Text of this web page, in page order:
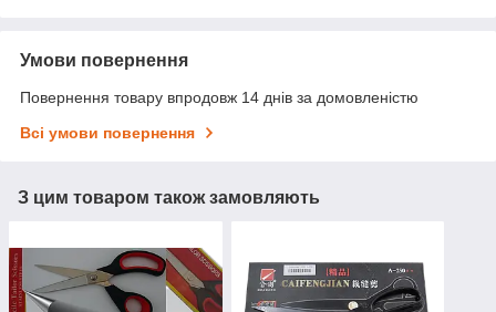
Умови повернення
Повернення товару впродовж 14 днів за домовленістю
Всі умови повернення
З цим товаром також замовляють